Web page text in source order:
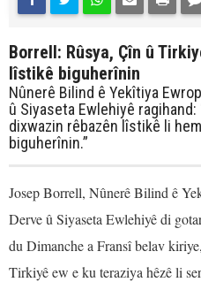
Borrell: Rûsya, Çîn û
lîstikê biguherînin
Nûnerê Bilind ê Yekîtiya
û Siyaseta Ewlehiyê ragihand:
dixwazin rêbazên lîstikê li
biguherînin.”
Josep Borrell, Nûnerê Bilind ê
Derve û Siyaseta Ewlehiyê di
du Dimanche a Fransî belav
Tirkiyê ew e ku teraziya hêzê li